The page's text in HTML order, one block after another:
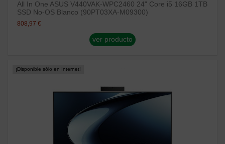
All In One ASUS V440VAK-WPC2460 24" Core i5 16GB 1TB
SSD No-OS Blanco (90PT03XA-M09300)
808,97 €
ver producto
¡Disponible sólo en Internet!